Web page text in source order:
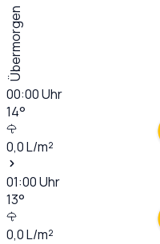
Übermorgen
00:00Uhr
14°
0,0L/m²
01:00Uhr
13°
0,0L/m²